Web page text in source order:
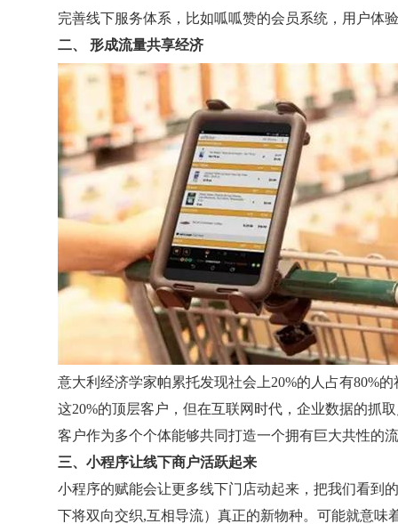
完善线下服务体系，比如呱呱赞的会员系统，用户体
二、 形成流量共享经济
意大利经济学家帕累托发现社会上20%的人占有80%
这20%的顶层客户，但在互联网时代，企业数据的抓
客户作为多个个体能够共同打造一个拥有巨大共性的
三、小程序让线下商户活跃起来
小程序的赋能会让更多线下门店动起来，把我们看到
下将双向交织,互相导流）真正的新物种。可能就意